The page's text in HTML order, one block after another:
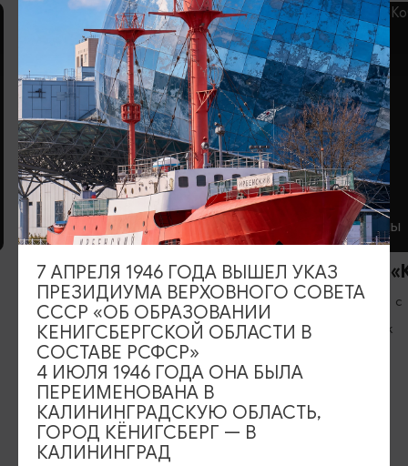
КАФЕ
Кафе «Чулан»
Вс-Пт: 11:00-21:00, Сб: 13:00-21:00
Правдинск
РЕСТОРАНЫ
Ресторан
Ежедневно
Черняховск
ИЩИТЕ ТАКЖЕ НА НАШЕМ САЙТЕ
7 АПРЕЛЯ 1946 ГОДА ВЫШЕЛ УКАЗ
ПРЕЗИДИУМА ВЕРХОВНОГО СОВЕТА
СССР «ОБ ОБРАЗОВАНИИ
КЕНИГСБЕРГСКОЙ ОБЛАСТИ В
СОСТАВЕ РСФСР»
4 ИЮЛЯ 1946 ГОДА ОНА БЫЛА
ПЕРЕИМЕНОВАНА В
КАЛИНИНГРАДСКУЮ ОБЛАСТЬ,
ГОРОД КЁНИГСБЕРГ — В
КАЛИНИНГРАД